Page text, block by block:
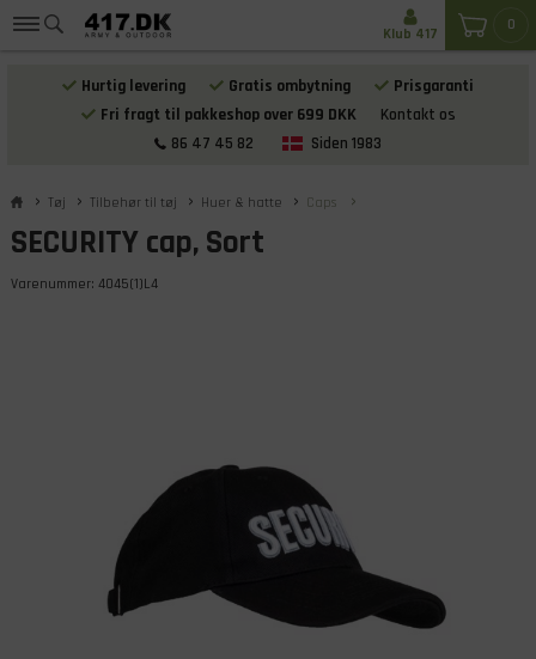
Hurtig levering Gratis ombytning
Prisgaranti
Fri fragt til pakkeshop over 699 DKK
Kontakt os
86 47 45 82
Siden 1983
0
Klub 417
Tøj Tilbehør til tøj Huer & hatte Caps
SECURITY cap, Sort
Varenummer: 4045(1)L4